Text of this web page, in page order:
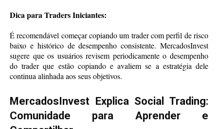
Dica para Traders Iniciantes:
É recomendável começar copiando um trader com perfil de risco
baixo e histórico de desempenho consistente. MercadosInvest
sugere que os usuários revisem periodicamente o desempenho
do trader que estão copiando e avaliem se a estratégia dele
continua alinhada aos seus objetivos.
MercadosInvest Explica Social Trading:
Comunidade para Aprender e